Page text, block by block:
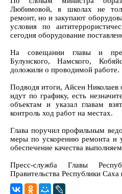
Любимовой, в школах не
ремонт, но и закупают
условия по
сегодня оборудование
На совещании главы и
Булунского, Намского,
доложили о проводимой работе.
Подводя итоги, Айсен Николаев
идут по графику, есть
объектам и указал главам
контроль ход работ на местах.
Глава поручил профильным
меры по ускорению ремонта и
обеспечение качества
Пресс-служба Главы
Правительства Республики Саха